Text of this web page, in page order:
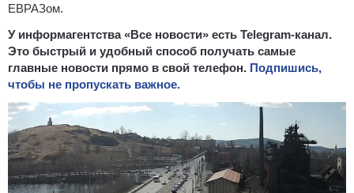
ЕВРАЗом.
У информагентства «Все новости» есть Telegram-канал.
Это быстрый и удобный способ получать самые
главные новости прямо в свой телефон. Подпишись,
чтобы не пропускать важное.